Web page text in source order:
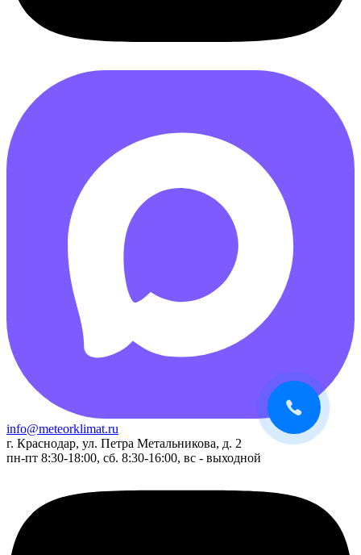
info@meteorklimat.ru
г. Краснодар, ул. Петра Метальникова, д. 2
пн-пт 8:30-18:00, сб. 8:30-16:00, вс - выходной